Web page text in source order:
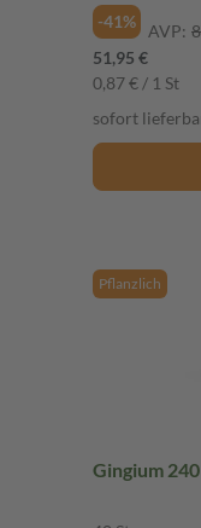
-41%
AVP:
51,95 €
0,87 € / 1 St
sofort
Pflanzlich
Gingium